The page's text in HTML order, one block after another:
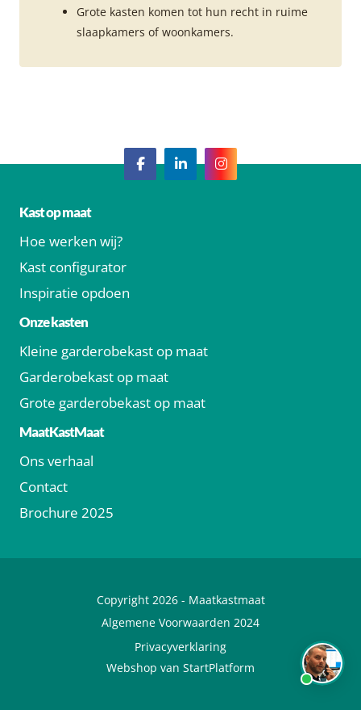
Grote kasten komen tot hun recht in ruime
slaapkamers of woonkamers.
Kast op maat
Hoe werken wij?
Kast configurator
Inspiratie opdoen
Onze kasten
Kleine garderobekast op maat
Garderobekast op maat
Grote garderobekast op maat
MaatKastMaat
Ons verhaal
Contact
Brochure 2025
Copyright 2026 - Maatkastmaat
Algemene Voorwaarden 2024
Privacyverklaring
Webshop van StartPlatform